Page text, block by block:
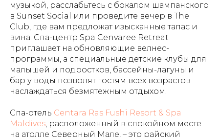
музыкой, расслабьтесь с бокалом шампанского
в Sunset Social или проведите вечер в The
Club, где вам предложат изысканные тапас и
вина. Спа-центр Spa Cenvaree Retreat
приглашает на обновляющие велнес-
программы, а специальные детские клубы для
малышей и подростков, бассейны-лагуны и
бар у воды позволят гостям всех возрастов
наслаждаться безмятежным отдыхом.
Спа-отель Centara Ras Fushi Resort & Spa
Maldives, расположенный в спокойном месте
на атолле Северный Мале, – это райский